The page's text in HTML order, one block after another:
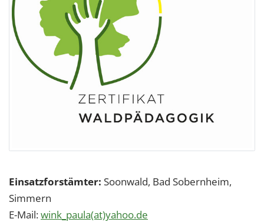
Einsatzforstämter: Soonwald, Bad Sobernheim,
Simmern
E-Mail:wink_paula(at)yahoo.de